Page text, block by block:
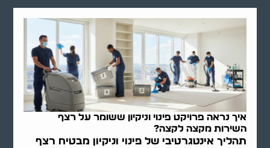
איך נראה פרויקט פינוי וניקיון ששומר על רצף
השירות מקצה לקצה?
תהליך אינטגרטיבי של פינוי וניקיון מבטיח רצף